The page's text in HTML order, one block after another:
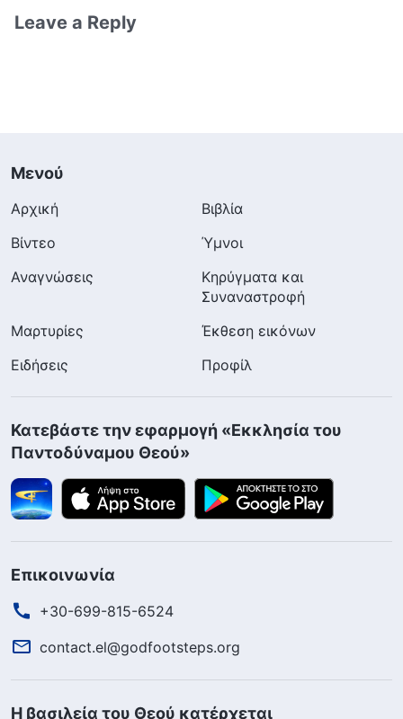
Leave a Reply
Μενού
Αρχική
Βιβλία
Βίντεο
Ύμνοι
Αναγνώσεις
Κηρύγματα και
Συναναστροφή
Μαρτυρίες
Έκθεση εικόνων
Ειδήσεις
Προφίλ
Κατεβάστε την εφαρμογή «Εκκλησία του
Παντοδύναμου Θεού»
Επικοινωνία
+30-699-815-6524
contact.el@godfootsteps.org
Η βασιλεία του Θεού κατέρχεται